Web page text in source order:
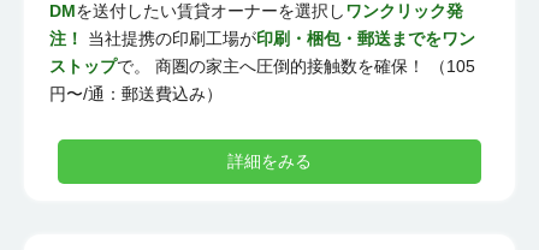
DMを送付したい賃貸オーナーを選択しワンクリック発
注！
当社提携の印刷工場が印刷・梱包・郵送までをワン
ストップで。 商圏の家主へ圧倒的接触数を確保！ （105
円〜/通：郵送費込み）
詳細をみる